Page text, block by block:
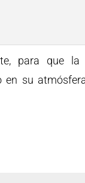
para que
en su